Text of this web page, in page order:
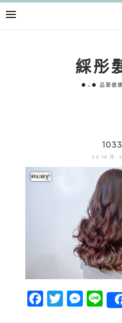
綵彤
⚈⌄⚈ 品寰健康
1033
23 10 月,
Facebook
Twitter